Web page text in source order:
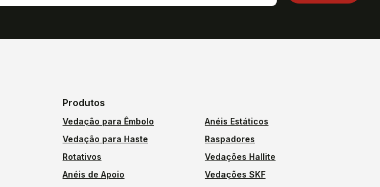
Produtos
Vedação para Êmbolo
Vedação para Haste
Rotativos
Anéis de Apoio
Anéis Estáticos
Raspadores
Vedações Hallite
Vedações SKF